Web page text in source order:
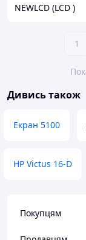
NEWLCD (LCD )
1
Дивись також
Екран 5100
HP Victus 16-D
Покупцям